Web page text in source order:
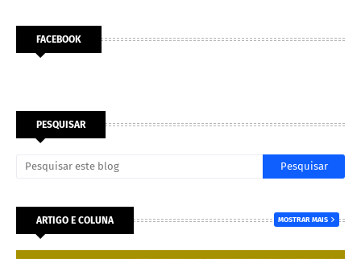
FACEBOOK
PESQUISAR
ARTIGO E COLUNA MOSTRAR MAIS